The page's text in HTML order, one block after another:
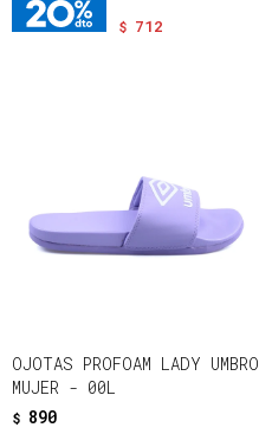
$ 712
OJOTAS PROFOAM LADY UMBRO
MUJER - 00L
$ 890